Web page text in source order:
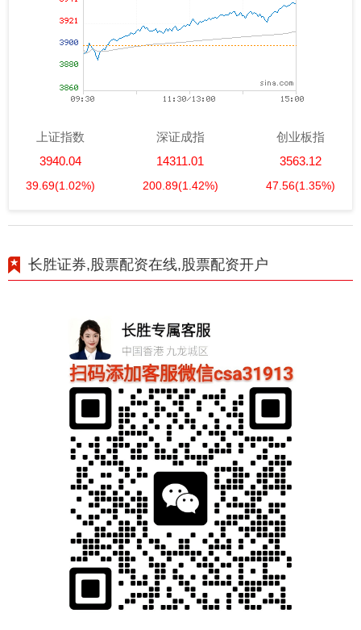
上证指数
3940.04
39.69(1.02%)
深证成指
14311.01
200.89(1.42%)
创业板指
3563.12
47.56(1.35%)
长胜证券,股票配资在线,股票配资开户